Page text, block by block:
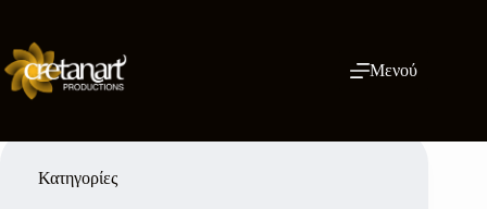
περιεχόμενο
Μενού
Κατηγορίες